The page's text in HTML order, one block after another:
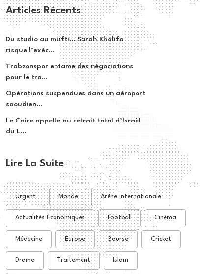
Articles Récents
Du studio au mufti… Sarah Khalifa
risque l’exéc...
Trabzonspor entame des négociations
pour le tra...
Opérations suspendues dans un aéroport
saoudien...
Le Caire appelle au retrait total d’Israël
du L...
Lire La Suite
Urgent Monde Arène Internationale
Actualités Économiques Football Cinéma
Médecine Europe Bourse Cricket
Drame Traitement Islam